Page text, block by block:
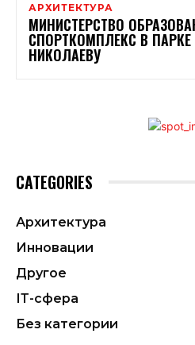
АРХИТЕКТУРА
МИНИСТЕРСТВО
СПОРТКОМПЛЕКС В
НИКОЛАЕВУ
CATEGORIES
Архитектура
Инновации
Другое
ІТ-сфера
Без категории